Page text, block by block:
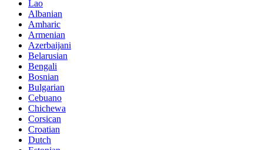
Lao
Albanian
Amharic
Armenian
Azerbaijani
Belarusian
Bengali
Bosnian
Bulgarian
Cebuano
Chichewa
Corsican
Croatian
Dutch